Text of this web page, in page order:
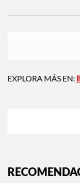
EXPLORA MÁS EN: